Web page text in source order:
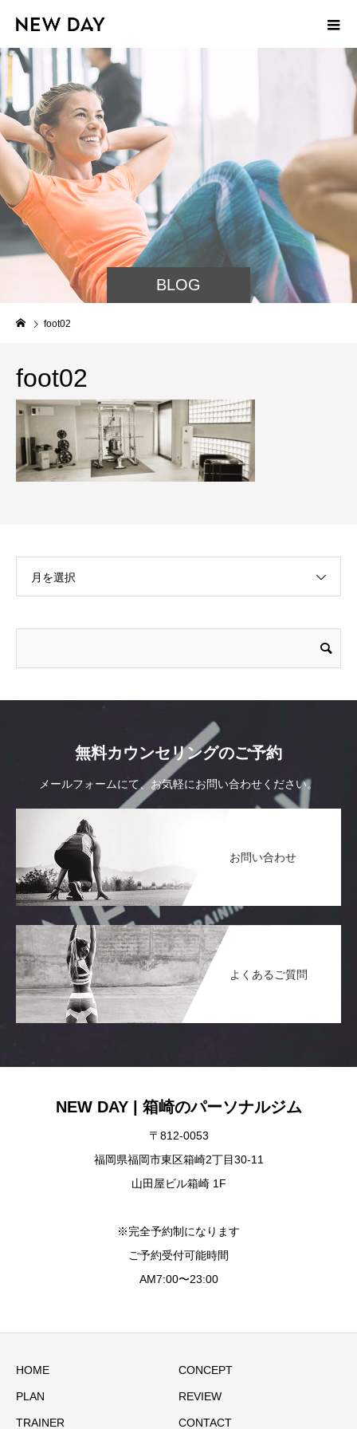
BLOG
foot02
foot02
月を選択
無料カウンセリングのご予約
メールフォームにて、お気軽にお問い合わせください。
お問い合わせ
よくあるご質問
NEW DAY | 箱崎のパーソナルジム
〒812-0053
福岡県福岡市東区箱崎2丁目30-11
山田屋ビル箱崎 1F
※完全予約制になります
ご予約受付可能時間
AM7:00〜23:00
HOME CONCEPT
PLAN REVIEW
TRAINER CONTACT